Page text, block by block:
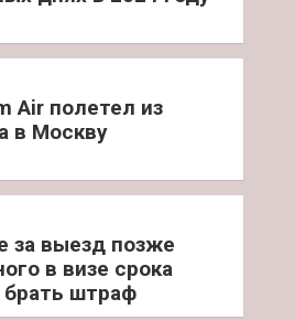
Air полетел из
в Москву
за выезд позже
в визе срока
брать штраф